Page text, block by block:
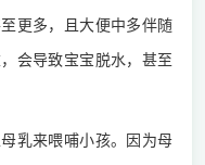
更多，且大便中多伴随
会导致宝宝脱水，甚至
乳来喂哺小孩。因为母